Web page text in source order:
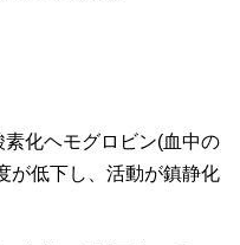
化ヘモグロビン(血中の
が低下し、活動が鎮静化